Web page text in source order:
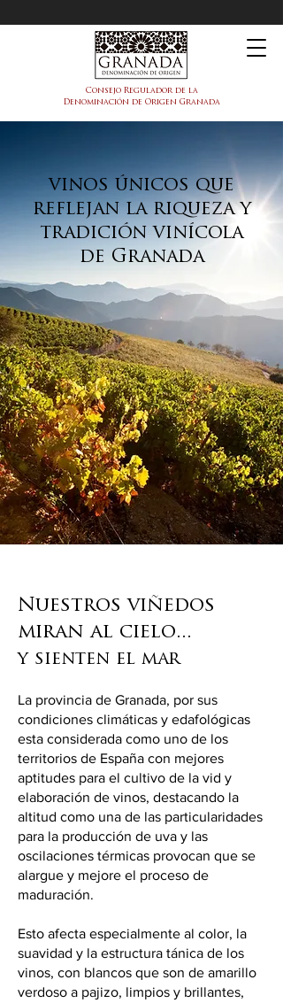
Consejo Regulador de la
Denominación de Origen Granada
vinos únicos que
reflejan la riqueza y
tradición vinícola
de Granada
Nuestros viñedos
miran al cielo...
y sienten el mar
La provincia de Granada, por sus
condiciones climáticas y edafológicas
esta considerada como uno de los
territorios de España con mejores
aptitudes para el cultivo de la vid y
elaboración de vinos, destacando la
altitud como una de las particularidades
para la producción de uva y las
oscilaciones térmicas provocan que se
alargue y mejore el proceso de
maduración.
Esto afecta especialmente al color, la
suavidad y la estructura tánica de los
vinos, con blancos que son de amarillo
verdoso a pajizo, limpios y brillantes,